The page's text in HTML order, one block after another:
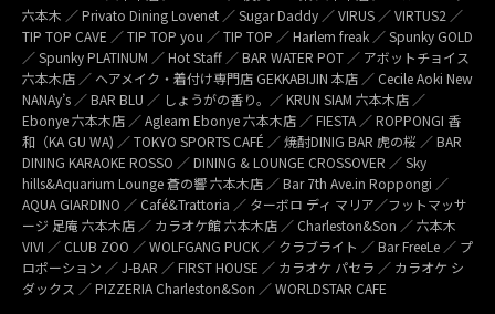
六本木 ／ Privato Dining Lovenet ／ Sugar Daddy ／ VIRUS ／ VIRTUS2 ／
TIP TOP CAVE ／ TIP TOP you ／ TIP TOP ／ Harlem freak ／ Spunky GOLD
／ Spunky PLATINUM ／ Hot Staff ／ BAR WATER POT ／ アボットチョイス
六本木店 ／ ヘアメイク・着付け専門店 GEKKABIJIN 本店 ／ Cecile Aoki New
NANAy’s ／ BAR BLU ／ しょうがの香り。／ KRUN SIAM 六本木店 ／
Ebonye 六本木店 ／ Agleam Ebonye 六本木店 ／ FIESTA ／ ROPPONGI 香
和（KA GU WA) ／ TOKYO SPORTS CAFÉ ／ 焼酎DINIG BAR 虎の桜 ／ BAR
DINING KARAOKE ROSSO ／ DINING & LOUNGE CROSSOVER ／ Sky
hills&Aquarium Lounge 蒼の響 六本木店 ／ Bar 7th Ave.in Roppongi ／
AQUA GIARDINO ／ Café&Trattoria ／ ターボロ ディ マリア／フットマッサ
ージ 足庵 六本木店 ／ カラオケ館 六本木店 ／ Charleston&Son ／ 六本木
VIVI ／ CLUB ZOO ／ WOLFGANG PUCK ／ クラブライト ／ Bar FreeLe ／ プ
ロポーション ／ J-BAR ／ FIRST HOUSE ／ カラオケ パセラ ／ カラオケ シ
ダックス ／ PIZZERIA Charleston&Son ／ WORLDSTAR CAFE